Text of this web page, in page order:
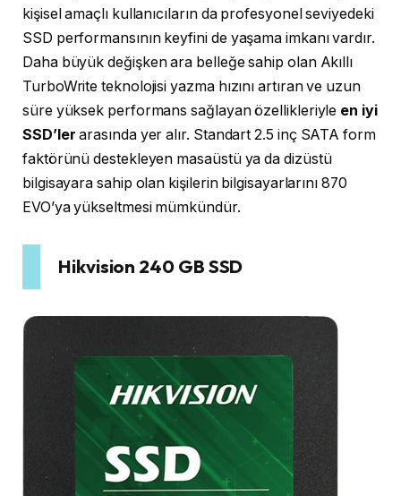
kişisel amaçlı kullanıcıların da profesyonel seviyedeki
SSD performansının keyfini de yaşama imkanı vardır.
Daha büyük değişken ara belleğe sahip olan Akıllı
TurboWrite teknolojisi yazma hızını artıran ve uzun
süre yüksek performans sağlayan özellikleriyle en iyi
SSD’ler arasında yer alır. Standart 2.5 inç SATA form
faktörünü destekleyen masaüstü ya da dizüstü
bilgisayara sahip olan kişilerin bilgisayarlarını 870
EVO’ya yükseltmesi mümkündür.
Hikvision 240 GB SSD